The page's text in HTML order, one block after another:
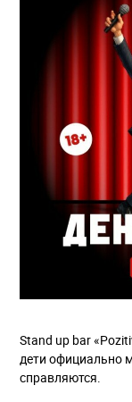
Stand up bаr
дети официально
справляются.